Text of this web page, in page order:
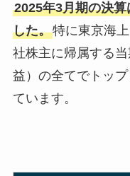
2025年3月期の決
した。特に東京海
社株主に帰属する
益）の全てでトッ
ています。